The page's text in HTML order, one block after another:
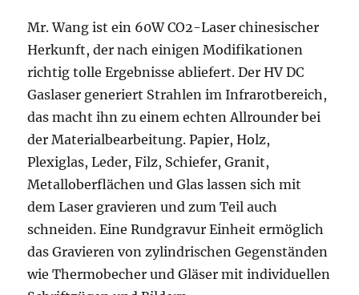
Mr. Wang ist ein 60W CO2-Laser chinesischer
Herkunft, der nach einigen Modifikationen
richtig tolle Ergebnisse abliefert. Der HV DC
Gaslaser generiert Strahlen im Infrarotbereich,
das macht ihn zu einem echten Allrounder bei
der Materialbearbeitung. Papier, Holz,
Plexiglas, Leder, Filz, Schiefer, Granit,
Metalloberflächen und Glas lassen sich mit
dem Laser gravieren und zum Teil auch
schneiden. Eine Rundgravur Einheit ermöglich
das Gravieren von zylindrischen Gegenständen
wie Thermobecher und Gläser mit individuellen